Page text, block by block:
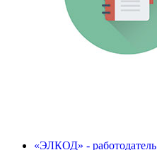
«ЭЛКОД» - работодатель